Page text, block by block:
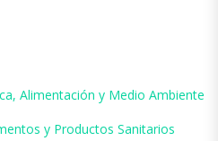
Alimentación y Medio Ambiente
y Productos Sanitarios